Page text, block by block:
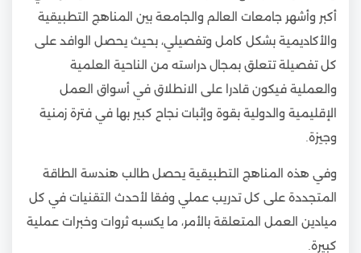
أكبر وأشهر جامعات العالم والجامعة بين المناهج التطبيقية
والأكاديمية بشكل كامل وتفصيلي، بحيث يحصل الوافد على
كل تفصيلة تتعلق بمجال دراسته من الناحية العلمية
والعملية فيكون قادرا على الانطلاق في أسواق العمل
الإقليمية والدولية بقوة وإثبات نجاح كبير بها في فترة زمنية
وجيزة.
وفي هذه المناهج التطبيقية يحصل طالب هندسة الطاقة
المتجددة على كل تدريب عملي وفقا لأحدث التقنيات في كل
ميادين العمل المتعلقة بالأمر، ما يكسبه ثروات وخبرات عملية
كبيرة.